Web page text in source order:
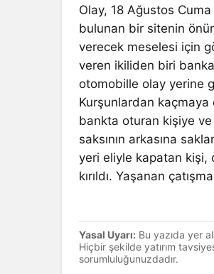
Olay, 18 Ağustos
bulunan bir sitenin
verecek meselesi için
veren ikiliden biri
otomobille olay yerine
Kurşunlardan
bankta oturan kişiye
saksının arkasına
yeri eliyle kapatan kişi,
kırıldı. Yaşanan
Yasal Uyarı: Bu yazıda yer
Hiçbir şekilde yatırım
sorumluluğunuzdadır.